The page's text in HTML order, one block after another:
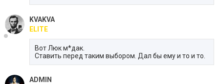
KVAKVA
ELITE
Вот Люк м*дак.
Ставить перед таким выбором. Дал бы ему и то и то.
ADMIN